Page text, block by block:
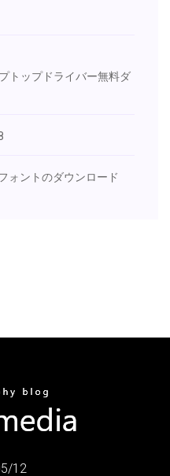
トップドライバー無料ダ
ォントのダウンロード
12